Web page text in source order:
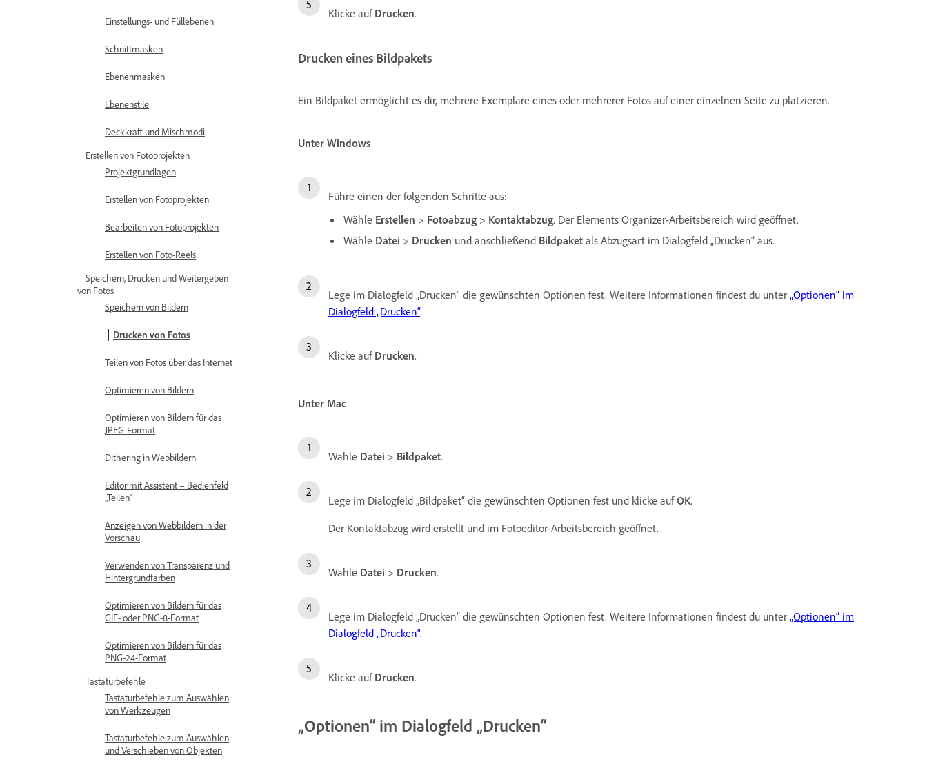
Einstellungs- und Füllebenen
Schnittmasken
Ebenenmasken
Ebenenstile
Deckkraft und Mischmodi
Erstellen von Fotoprojekten
Projektgrundlagen
Erstellen von Fotoprojekten
Bearbeiten von Fotoprojekten
Erstellen von Foto-Reels
Speichern, Drucken und Weitergeben
von Fotos
Speichern von Bildern
Drucken von Fotos
Teilen von Fotos über das Internet
Optimieren von Bildern
Optimieren von Bildern für das
JPEG-Format
Dithering in Webbildern
Editor mit Assistent – Bedienfeld
„Teilen“
Anzeigen von Webbildern in der
Vorschau
Verwenden von Transparenz und
Hintergrundfarben
Optimieren von Bildern für das
GIF- oder PNG-8-Format
Optimieren von Bildern für das
PNG-24-Format
Tastaturbefehle
Tastaturbefehle zum Auswählen
von Werkzeugen
Tastaturbefehle zum Auswählen
und Verschieben von Objekten
Klicke auf Drucken.
Drucken eines Bildpakets
Ein Bildpaket ermöglicht es dir, mehrere Exemplare eines oder mehrerer Fotos auf einer einzelnen Seite zu platzieren.
Unter Windows
Führe einen der folgenden Schritte aus:
Wähle Erstellen > Fotoabzug > Kontaktabzug. Der Elements Organizer-Arbeitsbereich wird geöffnet.
Wähle Datei > Drucken und anschließend Bildpaket als Abzugsart im Dialogfeld „Drucken“ aus.
Lege im Dialogfeld „Drucken“ die gewünschten Optionen fest. Weitere Informationen findest du unter „Optionen“ im
Dialogfeld „Drucken“.
Klicke auf Drucken.
Unter Mac
Wähle Datei > Bildpaket.
Lege im Dialogfeld „Bildpaket“ die gewünschten Optionen fest und klicke aufOK.
Der Kontaktabzug wird erstellt und im Fotoeditor-Arbeitsbereich geöffnet.
Wähle Datei > Drucken.
Lege im Dialogfeld „Drucken“ die gewünschten Optionen fest. Weitere Informationen findest du unter „Optionen“ im
Dialogfeld „Drucken“.
Klicke auf Drucken.
„Optionen“ im Dialogfeld „Drucken“